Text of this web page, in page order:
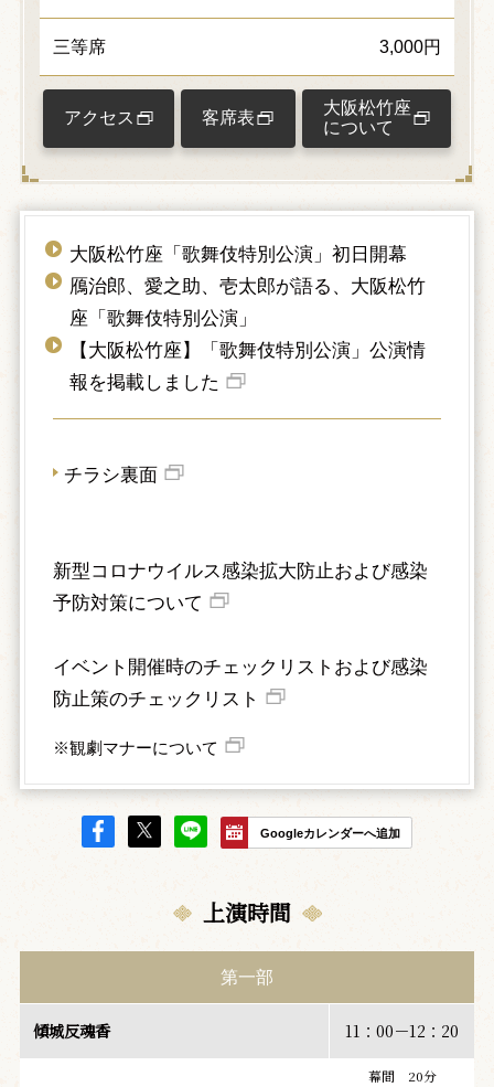
三等席 3,000円
アクセス 客席表
大阪松竹座
について
大阪松竹座「歌舞伎特別公演」初日開幕
鴈治郎、愛之助、壱太郎が語る、大阪松竹
座「歌舞伎特別公演」
【大阪松竹座】「歌舞伎特別公演」公演情
報を掲載しました
チラシ裏面
新型コロナウイルス感染拡大防止および感染
予防対策について
イベント開催時のチェックリストおよび感染
防止策のチェックリスト
※観劇マナーについて
Googleカレンダーへ追加
上演時間
第一部
傾城反魂香 11：00－12：20
幕間 20分